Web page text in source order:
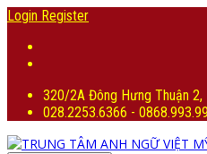
Login Register
320/2A Đông Hưng Thuận 2,
028.2253.6366 -